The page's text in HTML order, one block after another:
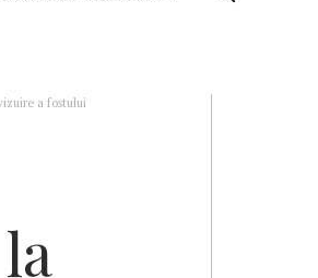
a fostului